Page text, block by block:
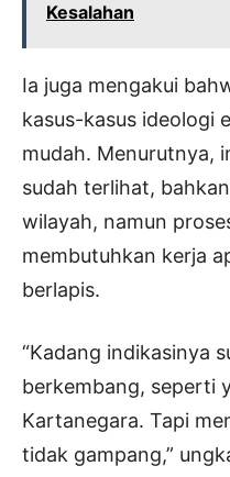
Kesalahan
Ia juga mengakui
kasus-kasus ideologi
mudah. Menurutnya,
sudah terlihat,
wilayah, namun
membutuhkan kerja
berlapis.
“Kadang indikasinya
berkembang, seperti
Kartanegara. Tapi
tidak gampang,”